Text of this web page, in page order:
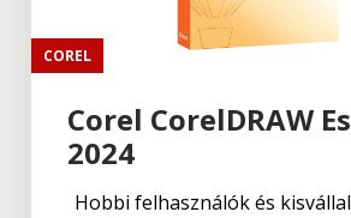
COREL
Corel CorelDRAW
2024
Hobbi felhasználók és